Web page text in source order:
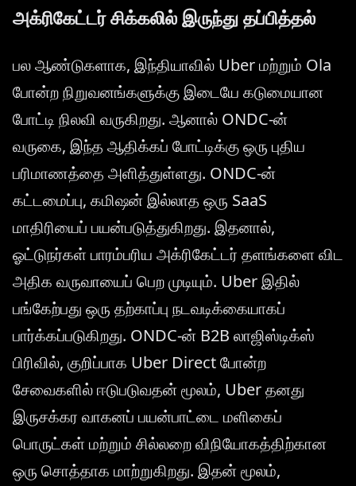
அக்ரிகேட்டர் சிக்கலில் இருந்து தப்பித்தல்
பல ஆண்டுகளாக, இந்தியாவில் Uber மற்றும் Ola
போன்ற நிறுவனங்களுக்கு இடையே கடுமையான
போட்டி நிலவி வருகிறது. ஆனால் ONDC-ன்
வருகை, இந்த ஆதிக்கப் போட்டிக்கு ஒரு புதிய
பரிமாணத்தை அளித்துள்ளது. ONDC-ன்
கட்டமைப்பு, கமிஷன் இல்லாத ஒரு SaaS
மாதிரியைப் பயன்படுத்துகிறது. இதனால்,
ஓட்டுநர்கள் பாரம்பரிய அக்ரிகேட்டர் தளங்களை விட
அதிக வருவாயைப் பெற முடியும். Uber இதில்
பங்கேற்பது ஒரு தற்காப்பு நடவடிக்கையாகப்
பார்க்கப்படுகிறது. ONDC-ன் B2B லாஜிஸ்டிக்ஸ்
பிரிவில், குறிப்பாக Uber Direct போன்ற
சேவைகளில் ஈடுபடுவதன் மூலம், Uber தனது
இருசக்கர வாகனப் பயன்பாட்டை மளிகைப்
பொருட்கள் மற்றும் சில்லறை விநியோகத்திற்கான
ஒரு சொத்தாக மாற்றுகிறது. இதன் மூலம்,